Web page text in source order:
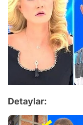
Detaylar: